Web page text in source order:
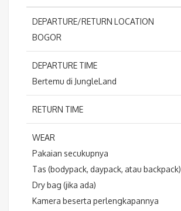
DEPARTURE/RETURN LOCATION
BOGOR
DEPARTURE TIME
Bertemu di JungleLand
RETURN TIME
WEAR
Pakaian secukupnya
Tas (bodypack, daypack, atau backpack)
Dry bag (jika ada)
Kamera beserta perlengkapannya